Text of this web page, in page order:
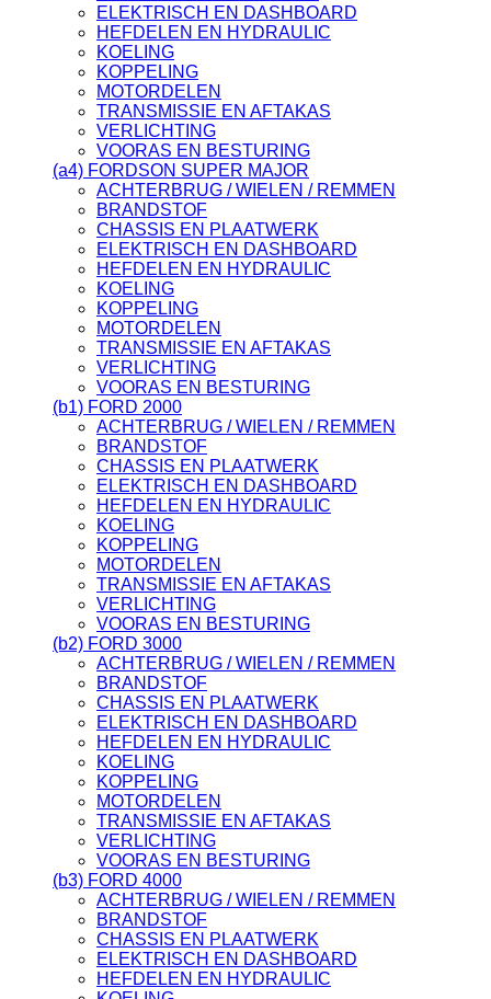
ELEKTRISCH EN DASHBOARD
HEFDELEN EN HYDRAULIC
KOELING
KOPPELING
MOTORDELEN
TRANSMISSIE EN AFTAKAS
VERLICHTING
VOORAS EN BESTURING
(a4) FORDSON SUPER MAJOR
ACHTERBRUG / WIELEN / REMMEN
BRANDSTOF
CHASSIS EN PLAATWERK
ELEKTRISCH EN DASHBOARD
HEFDELEN EN HYDRAULIC
KOELING
KOPPELING
MOTORDELEN
TRANSMISSIE EN AFTAKAS
VERLICHTING
VOORAS EN BESTURING
(b1) FORD 2000
ACHTERBRUG / WIELEN / REMMEN
BRANDSTOF
CHASSIS EN PLAATWERK
ELEKTRISCH EN DASHBOARD
HEFDELEN EN HYDRAULIC
KOELING
KOPPELING
MOTORDELEN
TRANSMISSIE EN AFTAKAS
VERLICHTING
VOORAS EN BESTURING
(b2) FORD 3000
ACHTERBRUG / WIELEN / REMMEN
BRANDSTOF
CHASSIS EN PLAATWERK
ELEKTRISCH EN DASHBOARD
HEFDELEN EN HYDRAULIC
KOELING
KOPPELING
MOTORDELEN
TRANSMISSIE EN AFTAKAS
VERLICHTING
VOORAS EN BESTURING
(b3) FORD 4000
ACHTERBRUG / WIELEN / REMMEN
BRANDSTOF
CHASSIS EN PLAATWERK
ELEKTRISCH EN DASHBOARD
HEFDELEN EN HYDRAULIC